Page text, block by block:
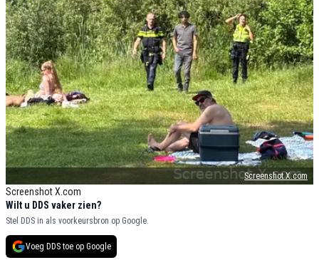
Screenshot X.com
Screenshot X.com
Wilt u DDS vaker zien?
Stel DDS in als voorkeursbron op Google.
Voeg DDS toe op Google